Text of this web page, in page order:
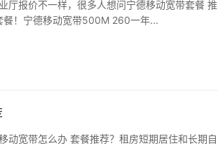
厅报价不一样，很多人想问宁德移动宽带套餐 推
餐！宁德移动宽带500M 260一年...
动宽带怎么办 套餐推荐？租房短期居住和长期自